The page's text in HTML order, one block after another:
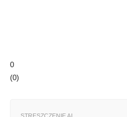
0
(0)